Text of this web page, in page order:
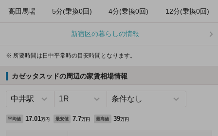
高田馬場 5分(乗換0回) 4分(乗換0回) 12分(乗換0回)
新宿区の暮らしの情報
※ 所要時間は日中平常時の目安時間となります。
カゼッタスッドの周辺の家賃相場情報
平均値 17.01万円 最安値 7.7万円 最高値 39万円